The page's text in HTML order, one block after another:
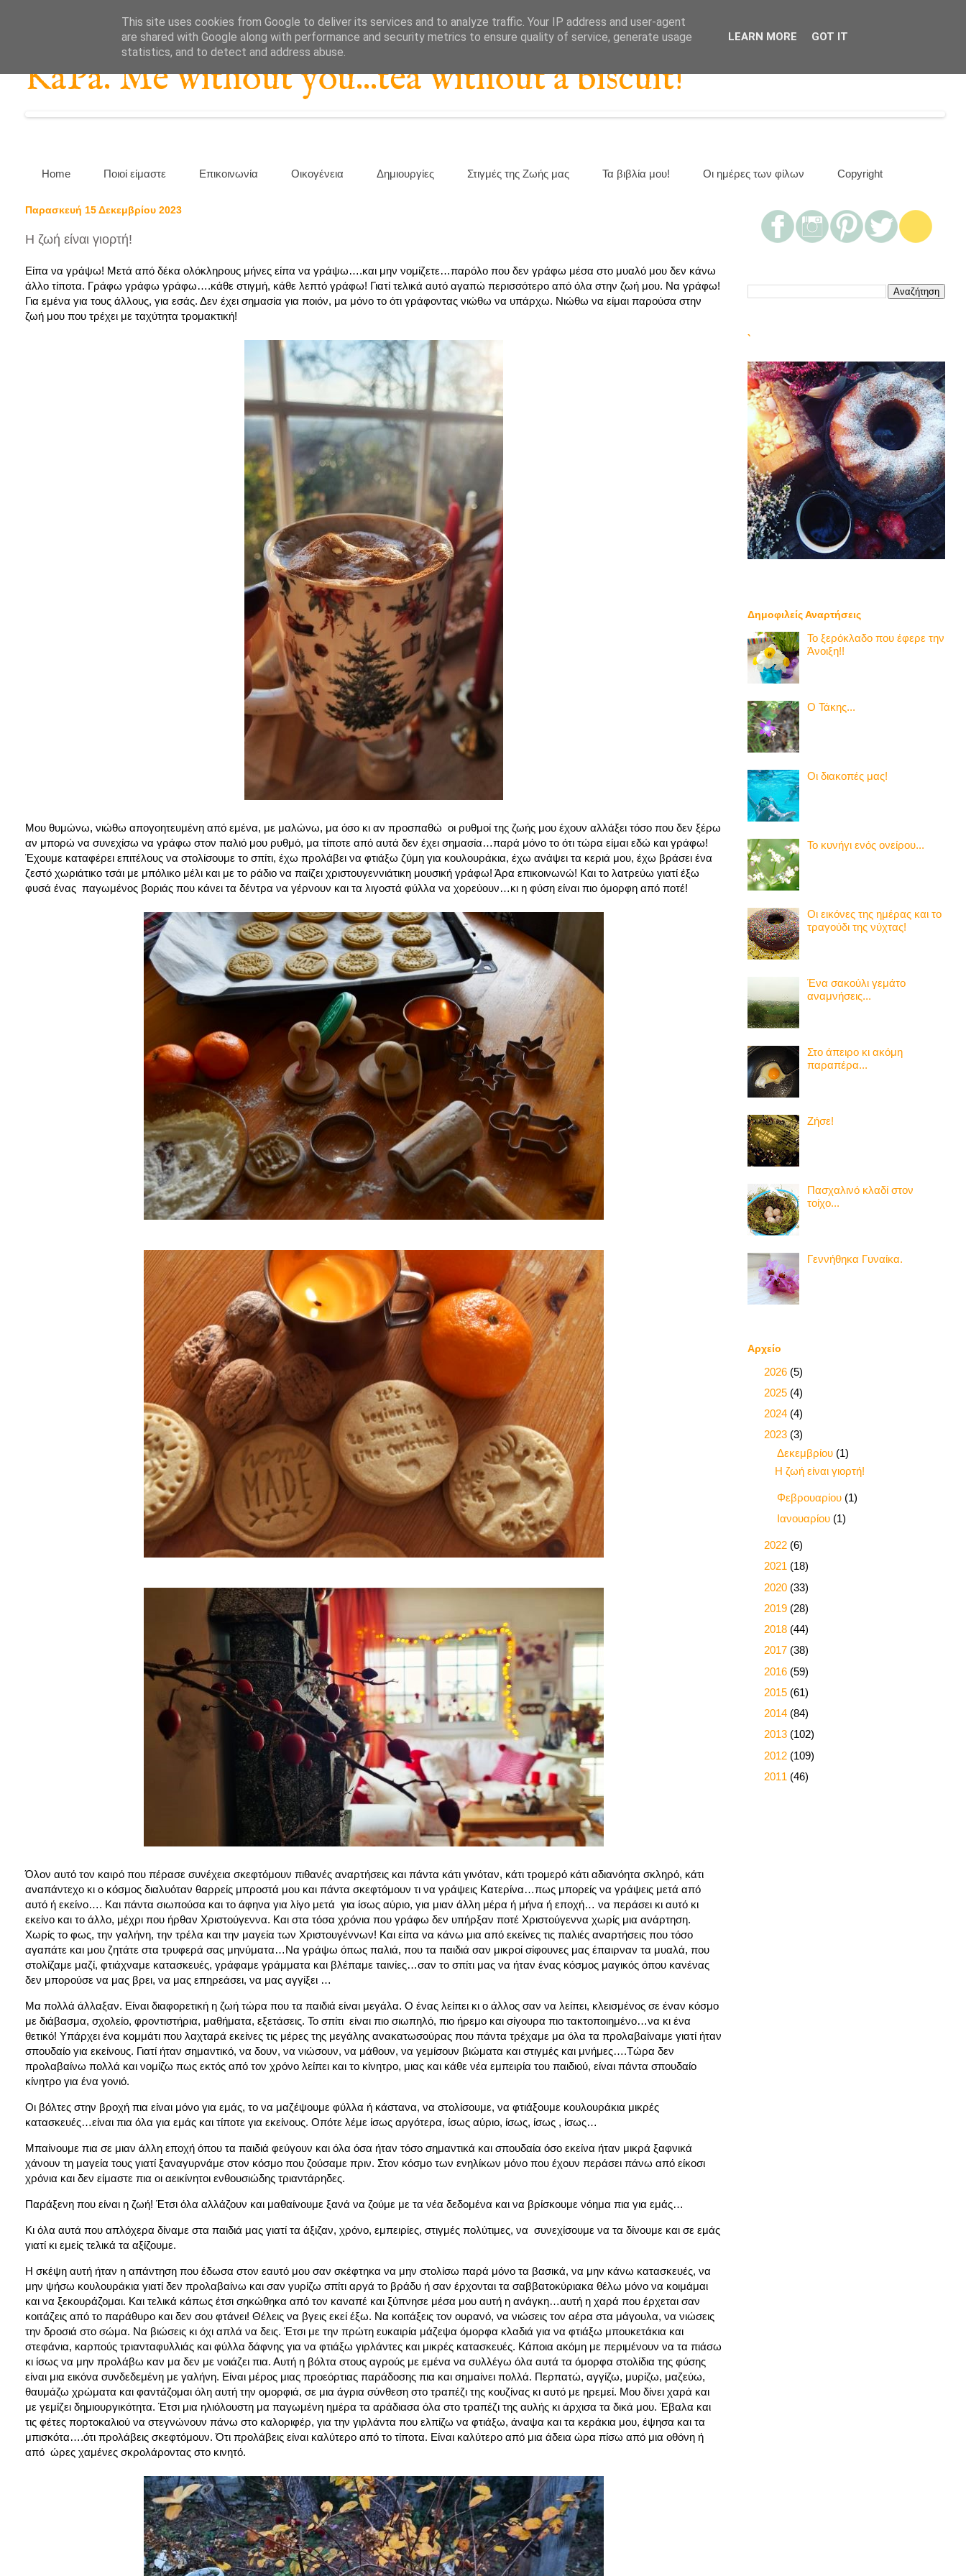
KaPa. Me without you...tea without a biscuit!
Home Ποιοί είμαστε Επικοινωνία Οικογένεια Δημιουργίες Στιγμές της Ζωής μας Τα βιβλία μου! Οι ημέρες των φίλων Copyright
Παρασκευή 15 Δεκεμβρίου 2023
Η ζωή είναι γιορτή!
Είπα να γράψω! Μετά από δέκα ολόκληρους μήνες είπα να γράψω….και μην νομίζετε…παρόλο που δεν γράφω μέσα στο μυαλό μου δεν κάνω
άλλο τίποτα. Γράφω γράφω γράφω….κάθε στιγμή, κάθε λεπτό γράφω! Γιατί τελικά αυτό αγαπώ περισσότερο από όλα στην ζωή μου. Να γράφω!
Για εμένα για τους άλλους, για εσάς. Δεν έχει σημασία για ποιόν, μα μόνο το ότι γράφοντας νιώθω να υπάρχω. Νιώθω να είμαι παρούσα στην
ζωή μου που τρέχει με ταχύτητα τρομακτική!
Μου θυμώνω, νιώθω απογοητευμένη από εμένα, με μαλώνω, μα όσο κι αν προσπαθώ οι ρυθμοί της ζωής μου έχουν αλλάξει τόσο που δεν ξέρω
αν μπορώ να συνεχίσω να γράφω στον παλιό μου ρυθμό, μα τίποτε από αυτά δεν έχει σημασία…παρά μόνο το ότι τώρα είμαι εδώ και γράφω!
Έχουμε καταφέρει επιτέλους να στολίσουμε το σπίτι, έχω προλάβει να φτιάξω ζύμη για κουλουράκια, έχω ανάψει τα κεριά μου, έχω βράσει ένα
ζεστό χωριάτικο τσάι με μπόλικο μέλι και με το ράδιο να παίζει χριστουγεννιάτικη μουσική γράφω! Άρα επικοινωνώ! Και το λατρεύω γιατί έξω
φυσά ένας παγωμένος βοριάς που κάνει τα δέντρα να γέρνουν και τα λιγοστά φύλλα να χορεύουν…κι η φύση είναι πιο όμορφη από ποτέ!
Όλον αυτό τον καιρό που πέρασε συνέχεια σκεφτόμουν πιθανές αναρτήσεις και πάντα κάτι γινόταν, κάτι τρομερό κάτι αδιανόητα σκληρό, κάτι
αναπάντεχο κι ο κόσμος διαλυόταν θαρρείς μπροστά μου και πάντα σκεφτόμουν τι να γράψεις Κατερίνα…πως μπορείς να γράψεις μετά από
αυτό ή εκείνο…. Και πάντα σιωπούσα και το άφηνα για λίγο μετά για ίσως αύριο, για μιαν άλλη μέρα ή μήνα ή εποχή… να περάσει κι αυτό κι
εκείνο και το άλλο, μέχρι που ήρθαν Χριστούγεννα. Και στα τόσα χρόνια που γράφω δεν υπήρξαν ποτέ Χριστούγεννα χωρίς μια ανάρτηση.
Χωρίς το φως, την γαλήνη, την τρέλα και την μαγεία των Χριστουγέννων! Και είπα να κάνω μια από εκείνες τις παλιές αναρτήσεις που τόσο
αγαπάτε και μου ζητάτε στα τρυφερά σας μηνύματα…Να γράψω όπως παλιά, που τα παιδιά σαν μικροί σίφουνες μας έπαιρναν τα μυαλά, που
στολίζαμε μαζί, φτιάχναμε κατασκευές, γράφαμε γράμματα και βλέπαμε ταινίες…σαν το σπίτι μας να ήταν ένας κόσμος μαγικός όπου κανένας
δεν μπορούσε να μας βρει, να μας επηρεάσει, να μας αγγίξει …
Μα πολλά άλλαξαν. Είναι διαφορετική η ζωή τώρα που τα παιδιά είναι μεγάλα. Ο ένας λείπει κι ο άλλος σαν να λείπει, κλεισμένος σε έναν κόσμο
με διάβασμα, σχολείο, φροντιστήρια, μαθήματα, εξετάσεις. Το σπίτι είναι πιο σιωπηλό, πιο ήρεμο και σίγουρα πιο τακτοποιημένο…να κι ένα
θετικό! Υπάρχει ένα κομμάτι που λαχταρά εκείνες τις μέρες της μεγάλης ανακατωσούρας που πάντα τρέχαμε μα όλα τα προλαβαίναμε γιατί ήταν
σπουδαίο για εκείνους. Γιατί ήταν σημαντικό, να δουν, να νιώσουν, να μάθουν, να γεμίσουν βιώματα και στιγμές και μνήμες….Τώρα δεν
προλαβαίνω πολλά και νομίζω πως εκτός από τον χρόνο λείπει και το κίνητρο, μιας και κάθε νέα εμπειρία του παιδιού, είναι πάντα σπουδαίο
κίνητρο για ένα γονιό.
Οι βόλτες στην βροχή πια είναι μόνο για εμάς, το να μαζέψουμε φύλλα ή κάστανα, να στολίσουμε, να φτιάξουμε κουλουράκια μικρές
κατασκευές…είναι πια όλα για εμάς και τίποτε για εκείνους. Οπότε λέμε ίσως αργότερα, ίσως αύριο, ίσως, ίσως , ίσως…
Μπαίνουμε πια σε μιαν άλλη εποχή όπου τα παιδιά φεύγουν και όλα όσα ήταν τόσο σημαντικά και σπουδαία όσο εκείνα ήταν μικρά ξαφνικά
χάνουν τη μαγεία τους γιατί ξαναγυρνάμε στον κόσμο που ζούσαμε πριν. Στον κόσμο των ενηλίκων μόνο που έχουν περάσει πάνω από είκοσι
χρόνια και δεν είμαστε πια οι αεικίνητοι ενθουσιώδης τριαντάρηδες.
Παράξενη που είναι η ζωή! Έτσι όλα αλλάζουν και μαθαίνουμε ξανά να ζούμε με τα νέα δεδομένα και να βρίσκουμε νόημα πια για εμάς…
Κι όλα αυτά που απλόχερα δίναμε στα παιδιά μας γιατί τα άξιζαν, χρόνο, εμπειρίες, στιγμές πολύτιμες, να συνεχίσουμε να τα δίνουμε και σε εμάς
γιατί κι εμείς τελικά τα αξίζουμε.
Η σκέψη αυτή ήταν η απάντηση που έδωσα στον εαυτό μου σαν σκέφτηκα να μην στολίσω παρά μόνο τα βασικά, να μην κάνω κατασκευές, να
μην ψήσω κουλουράκια γιατί δεν προλαβαίνω και σαν γυρίζω σπίτι αργά το βράδυ ή σαν έρχονται τα σαββατοκύριακα θέλω μόνο να κοιμάμαι
και να ξεκουράζομαι. Και τελικά κάπως έτσι σηκώθηκα από τον καναπέ και ξύπνησε μέσα μου αυτή η ανάγκη…αυτή η χαρά που έρχεται σαν
κοιτάζεις από το παράθυρο και δεν σου φτάνει! Θέλεις να βγεις εκεί έξω. Να κοιτάξεις τον ουρανό, να νιώσεις τον αέρα στα μάγουλα, να νιώσεις
την δροσιά στο σώμα. Να βιώσεις κι όχι απλά να δεις. Έτσι με την πρώτη ευκαιρία μάζεψα όμορφα κλαδιά για να φτιάξω μπουκετάκια και
στεφάνια, καρπούς τριανταφυλλιάς και φύλλα δάφνης για να φτιάξω γιρλάντες και μικρές κατασκευές. Κάποια ακόμη με περιμένουν να τα πιάσω
κι ίσως να μην προλάβω καν μα δεν με νοιάζει πια. Αυτή η βόλτα στους αγρούς με εμένα να συλλέγω όλα αυτά τα όμορφα στολίδια της φύσης
είναι μια εικόνα συνδεδεμένη με γαλήνη. Είναι μέρος μιας προεόρτιας παράδοσης πια και σημαίνει πολλά. Περπατώ, αγγίζω, μυρίζω, μαζεύω,
θαυμάζω χρώματα και φαντάζομαι όλη αυτή την ομορφιά, σε μια άγρια σύνθεση στο τραπέζι της κουζίνας κι αυτό με ηρεμεί. Μου δίνει χαρά και
με γεμίζει δημιουργικότητα. Έτσι μια ηλιόλουστη μα παγωμένη ημέρα τα αράδιασα όλα στο τραπέζι της αυλής κι άρχισα τα δικά μου. Έβαλα και
τις φέτες πορτοκαλιού να στεγνώνουν πάνω στο καλοριφέρ, για την γιρλάντα που ελπίζω να φτιάξω, άναψα και τα κεράκια μου, έψησα και τα
μπισκότα….ότι προλάβεις σκεφτόμουν. Ότι προλάβεις είναι καλύτερο από το τίποτα. Είναι καλύτερο από μια άδεια ώρα πίσω από μια οθόνη ή
από ώρες χαμένες σκρολάροντας στο κινητό.
`
Δημοφιλείς Αναρτήσεις
Το ξερόκλαδο που έφερε την
Άνοιξη!!
Ο Τάκης...
Οι διακοπές μας!
Το κυνήγι ενός ονείρου...
Οι εικόνες της ημέρας και το
τραγούδι της νύχτας!
Ένα σακούλι γεμάτο
αναμνήσεις...
Στο άπειρο κι ακόμη
παραπέρα...
Ζήσε!
Πασχαλινό κλαδί στον
τοίχο...
Γεννήθηκα Γυναίκα.
Αρχείο
2026 (5)
2025 (4)
2024 (4)
2023 (3)
Δεκεμβρίου (1)
Η ζωή είναι γιορτή!
Φεβρουαρίου (1)
Ιανουαρίου (1)
2022 (6)
2021 (18)
2020 (33)
2019 (28)
2018 (44)
2017 (38)
2016 (59)
2015 (61)
2014 (84)
2013 (102)
2012 (109)
2011 (46)
This site uses cookies from Google to deliver its services and to analyze traffic. Your IP address and user-agent
are shared with Google along with performance and security metrics to ensure quality of service, generate usage
statistics, and to detect and address abuse.
LEARN MORE GOT IT